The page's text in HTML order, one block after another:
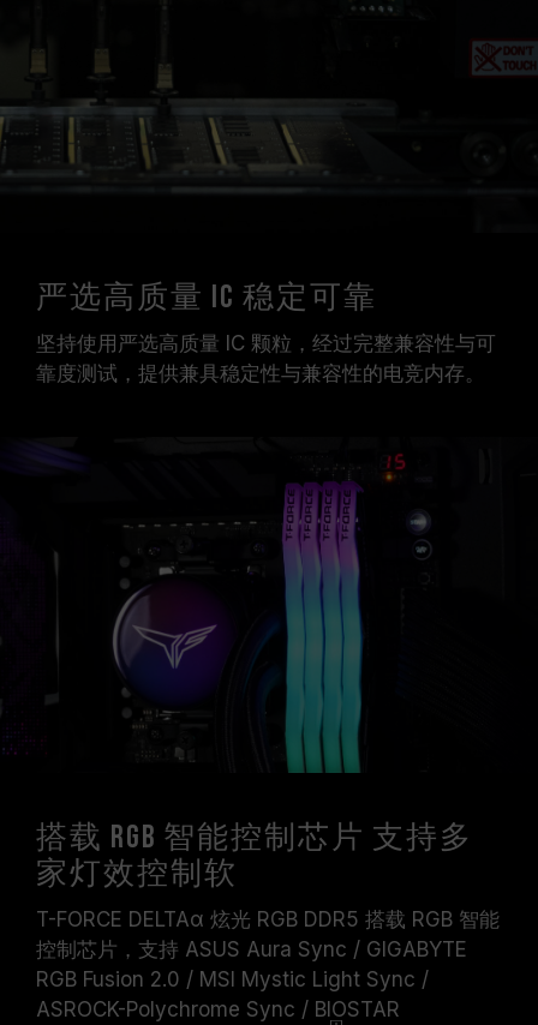
严选高质量 IC 稳定可靠
坚持使用严选高质量 IC 颗粒，经过完整兼容性与可
靠度测试，提供兼具稳定性与兼容性的电竞内存。
搭载 RGB 智能控制芯片 支持多
家灯效控制软
T-FORCE DELTAα 炫光 RGB DDR5 搭载 RGB 智能
控制芯片，支持 ASUS Aura Sync / GIGABYTE
RGB Fusion 2.0 / MSI Mystic Light Sync /
ASROCK-Polychrome Sync / BIOSTAR